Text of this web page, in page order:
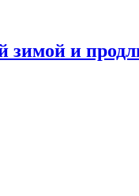
зимой и